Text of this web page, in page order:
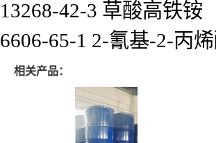
13268-42-3 草酸高铁铵
6606-65-1 2-氰基-2-丙
相关产品：